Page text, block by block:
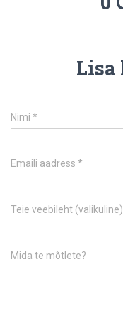
Lisa
Nimi *
Emaili aadress *
Teie veebileht (valikuline)
Mida te mõtlete?